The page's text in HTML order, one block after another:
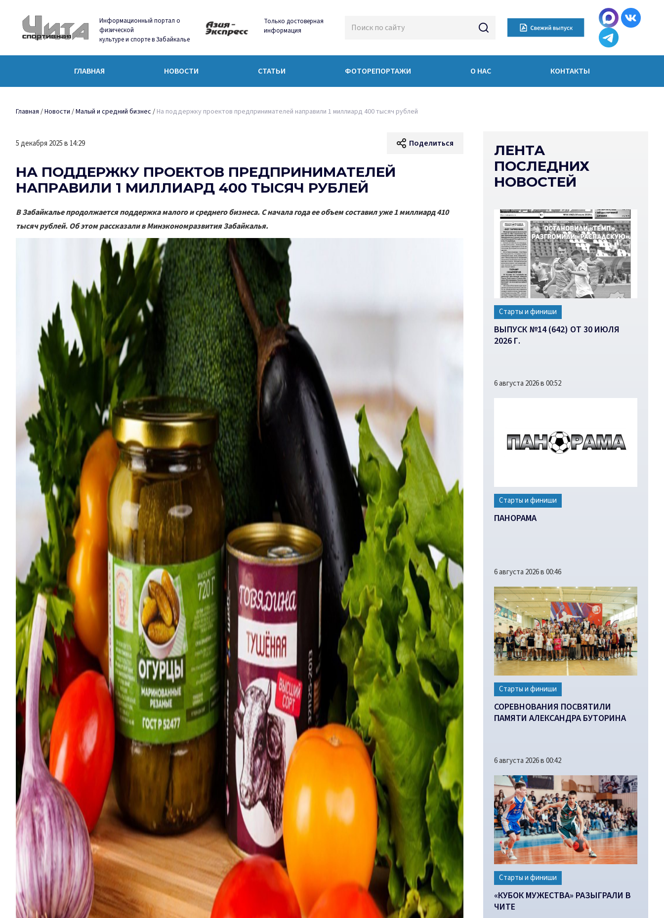
Информационный портал о
физической
культуре и спорте в Забайкалье
Только достоверная
информация
ГЛАВНАЯ НОВОСТИ СТАТЬИ ФОТОРЕПОРТАЖИ О НАС КОНТАКТЫ
Главная /Новости /Малый и средний бизнес / На поддержку проектов предпринимателей направили 1 миллиард 400 тысяч рублей
5 декабря 2025 в 14:29 Поделиться
НА ПОДДЕРЖКУ ПРОЕКТОВ ПРЕДПРИНИМАТЕЛЕЙ
НАПРАВИЛИ 1 МИЛЛИАРД 400 ТЫСЯЧ РУБЛЕЙ
В Забайкалье продолжается поддержка малого и среднего бизнеса. С начала года ее объем составил уже 1 миллиард 410
тысяч рублей. Об этом рассказали в Минэкономразвития Забайкалья.
ЛЕНТА
ПОСЛЕДНИХ
НОВОСТЕЙ
Старты и финиши
ВЫПУСК №14 (642) ОТ 30 ИЮЛЯ
2026 Г.
6 августа 2026 в 00:52
Старты и финиши
ПАНОРАМА
6 августа 2026 в 00:46
Старты и финиши
СОРЕВНОВАНИЯ ПОСВЯТИЛИ
ПАМЯТИ АЛЕКСАНДРА БУТОРИНА
6 августа 2026 в 00:42
Старты и финиши
«КУБОК МУЖЕСТВА» РАЗЫГРАЛИ В
ЧИТЕ